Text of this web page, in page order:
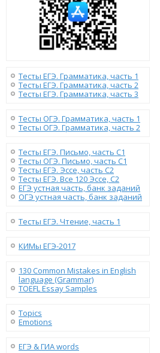
Тесты ЕГЭ. Грамматика, часть 1
Тесты ЕГЭ. Грамматика, часть 2
Тесты ЕГЭ. Грамматика, часть 3
Тесты ОГЭ. Грамматика, часть 1
Тесты ОГЭ. Грамматика, часть 2
Тесты ЕГЭ. Письмо, часть С1
Тесты ОГЭ. Письмо, часть С1
Тесты ЕГЭ. Эссе, часть C2
Тесты ЕГЭ. Все 120 Эссе, C2
ЕГЭ устная часть, банк заданий
ОГЭ устная часть, банк заданий
Тесты ЕГЭ. Чтение, часть 1
КИМы ЕГЭ-2017
130 Сommon Mistakes in English
language (Grammar)
TOEFL Essay Samples
Topics
Emotions
ЕГЭ & ГИА words